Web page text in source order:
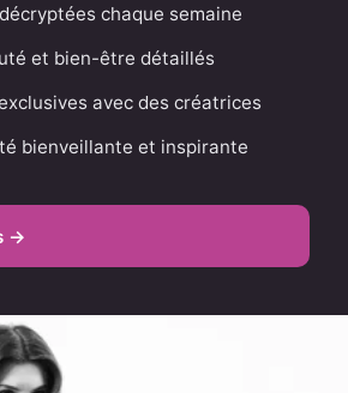
chaque semaine
et bien-être détaillés
avec des créatrices
bienveillante et inspirante
→